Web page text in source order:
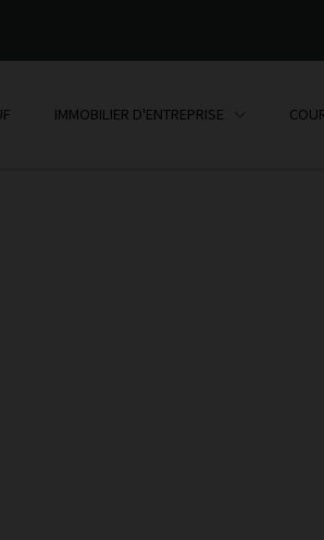
IMMOBILIER D'ENTREPRISE